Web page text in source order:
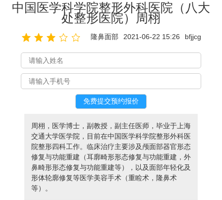
中国医学科学院整形外科医院（八大
处整形医院）周栩
隆鼻面部 2021-06-22 15:26 bfjjcg
周栩，医学博士，副教授，副主任医师，毕业于上海
交通大学医学院，目前在中国医学科学院整形外科医
院整形四科工作。临床治疗主要涉及颅面部器官形态
修复与功能重建（耳廓畸形形态修复与功能重建，外
鼻畸形形态修复与功能重建等），以及面部年轻化及
形体轮廓修复等医学美容手术（重睑术，隆鼻术
等）。